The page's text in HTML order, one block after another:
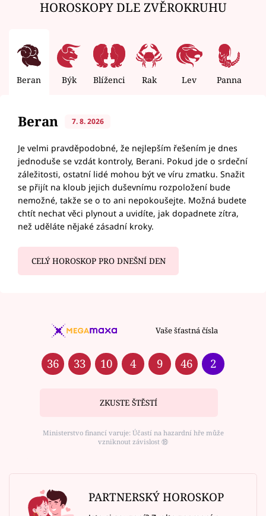
HOROSKOPY DLE ZVĚROKRUHU
Beran Býk Blíženci Rak Lev Panna
Beran 7. 8. 2026
Je velmi pravděpodobné, že nejlepším řešením je dnes
jednoduše se vzdát kontroly, Berani. Pokud jde o srdeční
záležitosti, ostatní lidé mohou být ve víru zmatku. Snažit
se přijít na kloub jejich duševnímu rozpoložení bude
nemožné, takže se o to ani nepokoušejte. Možná budete
chtít nechat věci plynout a uvidíte, jak dopadnete zítra,
než uděláte nějaké zásadní kroky.
CELÝ HOROSKOP PRO DNEŠNÍ DEN
Vaše šťastná čísla
36 33 10 4 9 46 2
ZKUSTE ŠTĚSTÍ
Ministerstvo financí varuje: Účastí na hazardní hře může
vzniknout závislost ⑱
PARTNERSKÝ HOROSKOP